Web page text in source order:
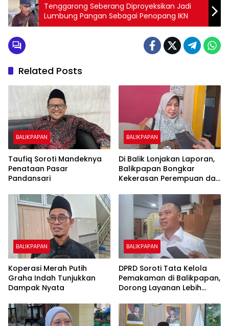
Tenggarong Seberang Diproyeksikan Jadi
Lumbung Pangan Sebagai Penopang IKN
Related Posts
BALIKPAPAN
Taufiq Soroti Mandeknya
Penataan Pasar
Pandansari
BALIKPAPAN
Di Balik Lonjakan Laporan,
Balikpapan Bongkar
Kekerasan Perempuan dan
BALIKPAPAN
Koperasi Merah Putih
Graha Indah Tunjukkan
Dampak Nyata
BALIKPAPAN
DPRD Soroti Tata Kelola
Pemakaman di Balikpapan,
Dorong Layanan Lebih
Biaya Warga